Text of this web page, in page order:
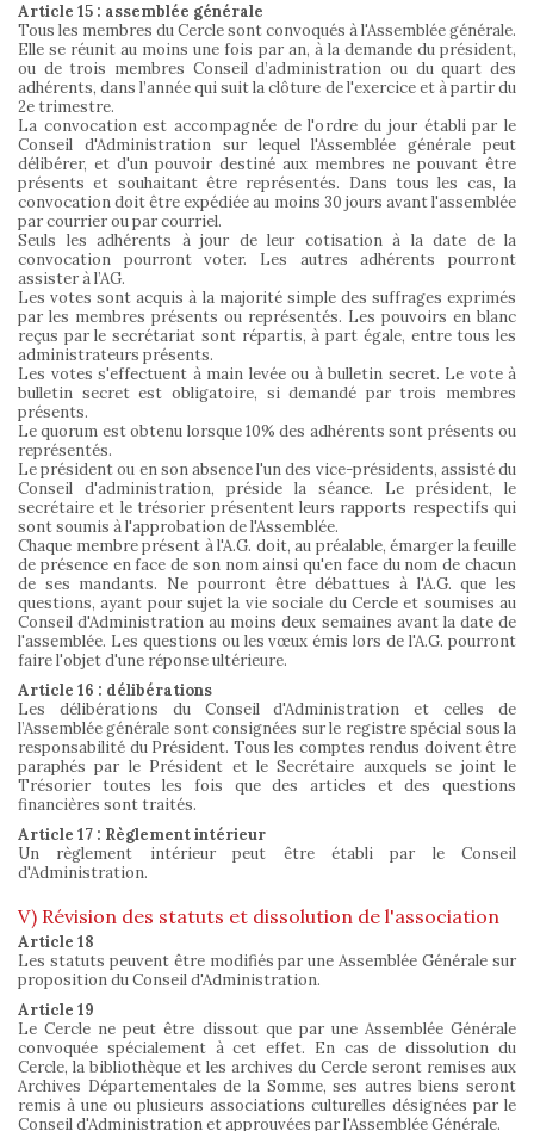
Article 15 : assemblée générale
Tous les membres du Cercle sont convoqués à l'Assemblée générale.
Elle se réunit au moins une fois par an, à la demande du président,
ou de trois membres Conseil d’administration ou du quart des
adhérents, dans l’année qui suit la clôture de l'exercice et à partir du
2e trimestre.
La convocation est accompagnée de l'ordre du jour établi par le
Conseil d'Administration sur lequel l'Assemblée générale peut
délibérer, et d'un pouvoir destiné aux membres ne pouvant être
présents et souhaitant être représentés. Dans tous les cas, la
convocation doit être expédiée au moins 30 jours avant l'assemblée
par courrier ou par courriel.
Seuls les adhérents à jour de leur cotisation à la date de la
convocation pourront voter. Les autres adhérents pourront
assister à l’AG.
Les votes sont acquis à la majorité simple des suffrages exprimés
par les membres présents ou représentés. Les pouvoirs en blanc
reçus par le secrétariat sont répartis, à part égale, entre tous les
administrateurs présents.
Les votes s'effectuent à main levée ou à bulletin secret. Le vote à
bulletin secret est obligatoire, si demandé par trois membres
présents.
Le quorum est obtenu lorsque 10% des adhérents sont présents ou
représentés.
Le président ou en son absence l'un des vice-présidents, assisté du
Conseil d'administration, préside la séance. Le président, le
secrétaire et le trésorier présentent leurs rapports respectifs qui
sont soumis à l'approbation de l'Assemblée.
Chaque membre présent à l'A.G. doit, au préalable, émarger la feuille
de présence en face de son nom ainsi qu'en face du nom de chacun
de ses mandants. Ne pourront être débattues à l'A.G. que les
questions, ayant pour sujet la vie sociale du Cercle et soumises au
Conseil d'Administration au moins deux semaines avant la date de
l'assemblée. Les questions ou les vœux émis lors de l'A.G. pourront
faire l'objet d'une réponse ultérieure.
Article 16 : délibérations
Les délibérations du Conseil d'Administration et celles de
l’Assemblée générale sont consignées sur le registre spécial sous la
responsabilité du Président. Tous les comptes rendus doivent être
paraphés par le Président et le Secrétaire auxquels se joint le
Trésorier toutes les fois que des articles et des questions
financières sont traités.
Article 17 : Règlement intérieur
Un règlement intérieur peut être établi par le Conseil
d'Administration.
V) Révision des statuts et dissolution de l'association
Article 18
Les statuts peuvent être modifiés par une Assemblée Générale sur
proposition du Conseil d'Administration.
Article 19
Le Cercle ne peut être dissout que par une Assemblée Générale
convoquée spécialement à cet effet. En cas de dissolution du
Cercle, la bibliothèque et les archives du Cercle seront remises aux
Archives Départementales de la Somme, ses autres biens seront
remis à une ou plusieurs associations culturelles désignées par le
Conseil d'Administration et approuvées par l'Assemblée Générale.